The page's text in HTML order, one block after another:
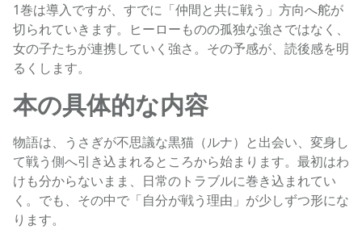
1巻は導入ですが、すでに「仲間と共に戦う」方向へ舵が
切られていきます。ヒーローものの孤独な強さではなく、
女の子たちが連携していく強さ。その予感が、読後感を明
るくします。
本の具体的な内容
物語は、うさぎが不思議な黒猫（ルナ）と出会い、変身し
て戦う側へ引き込まれるところから始まります。最初はわ
けも分からないまま、日常のトラブルに巻き込まれてい
く。でも、その中で「自分が戦う理由」が少しずつ形にな
ります。